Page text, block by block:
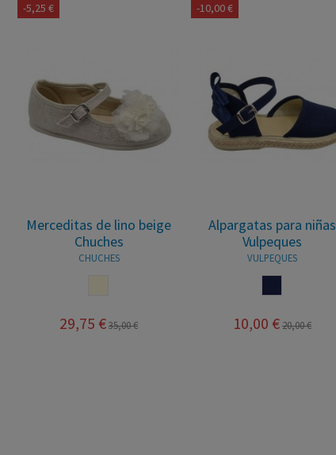
-5,25 €
Merceditas de lino beige
Chuches
CHUCHES
29,75 €35,00 €
-10,00 €
Alpargatas para niñas
Vulpeques
VULPEQUES
10,00 €20,00 €